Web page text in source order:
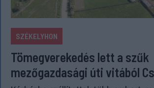
SZÉKELYHON
Tömegverekedés lett a szűk
mezőgazdasági úti vitából